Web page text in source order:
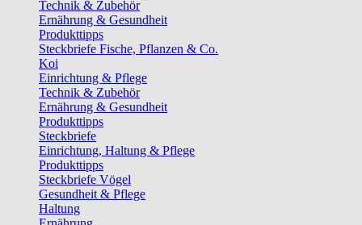
Technik & Zubehör
Ernährung & Gesundheit
Produkttipps
Steckbriefe Fische, Pflanzen & Co.
Koi
Einrichtung & Pflege
Technik & Zubehör
Ernährung & Gesundheit
Produkttipps
Steckbriefe
Einrichtung, Haltung & Pflege
Produkttipps
Steckbriefe Vögel
Gesundheit & Pflege
Haltung